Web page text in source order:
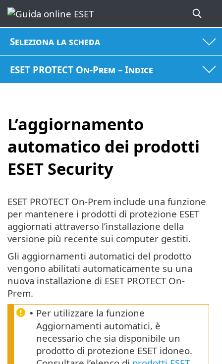
Seleziona la scheda
ESET PROTECT On-Prem – Indice
L’aggiornamento
automatico dei prodotti
ESET Security
ESET PROTECT On-Prem include una funzione
per mantenere i prodotti di protezione ESET
aggiornati attraverso l’installazione della
versione più recente sui computer gestiti.
Gli aggiornamenti automatici del prodotto
vengono abilitati automaticamente su una
nuova installazione di ESET PROTECT On-
Prem.
• Per utilizzare la funzione
Aggiornamenti automatici, è
necessario che sia disponibile un
prodotto di protezione ESET idoneo.